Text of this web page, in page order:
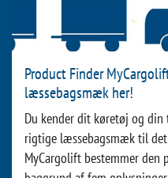
Product Finder
læssebagsmæk her!
Du kender dit køretøj og
rigtige læssebagsmæk til
MyCargolift bestemmer den